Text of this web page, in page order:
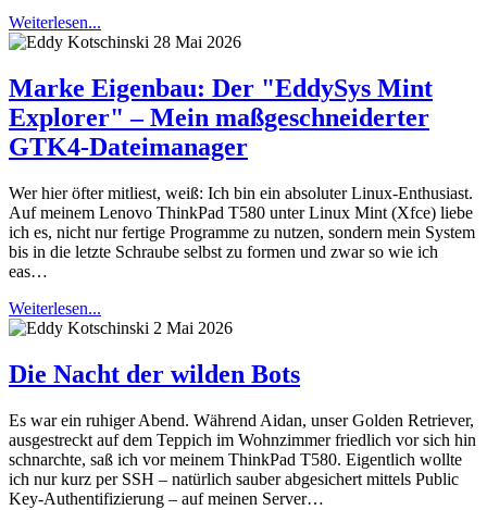
Weiterlesen...
28 Mai 2026
Marke Eigenbau: Der "EddySys Mint
Explorer" – Mein maßgeschneiderter
GTK4-Dateimanager
Wer hier öfter mitliest, weiß: Ich bin ein absoluter Linux-Enthusiast.
Auf meinem Lenovo ThinkPad T580 unter Linux Mint (Xfce) liebe
ich es, nicht nur fertige Programme zu nutzen, sondern mein System
bis in die letzte Schraube selbst zu formen und zwar so wie ich
eas…
Weiterlesen...
2 Mai 2026
Die Nacht der wilden Bots
Es war ein ruhiger Abend. Während Aidan, unser Golden Retriever,
ausgestreckt auf dem Teppich im Wohnzimmer friedlich vor sich hin
schnarchte, saß ich vor meinem ThinkPad T580. Eigentlich wollte
ich nur kurz per SSH – natürlich sauber abgesichert mittels Public
Key-Authentifizierung – auf meinen Server…